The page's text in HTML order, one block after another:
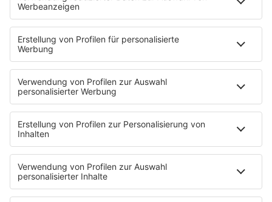
Zufall: Wenn ein Moment alles verändert
Küsten-Köppe mit Frank Bremser
Blaulicht. Der Helfer-Podcast
Neues von der Märchenküste
Störche-Schnack. Der Holstein Kiel-Podcast
Politik verstehen... Der R.SH-Podcast mit Carsten Kock!
Jahrhundertgeschichten
Die R.SH Gemeindesongs
Der R.SH Telefonschreck
Familienfuchs: Der Erziehungspodcast
Schlank und Gesund mit Patric Heizmann
Brave & One: Der Beziehungs-Podcast
ShoreTime: Der Küstenschnack
Der Barbara Schöneberger-Podcast: Mit den Waffeln